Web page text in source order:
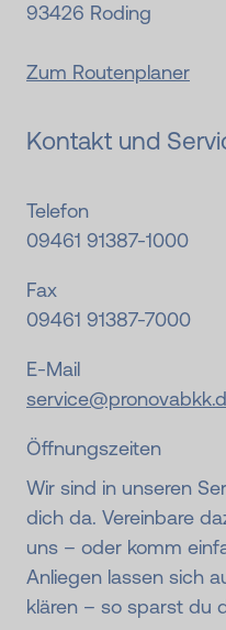
93426 Roding
Zum Routenplaner
Kontakt und
Telefon
09461 91387-1000
Fax
09461 91387-7000
E-Mail
Öffnungszeiten
Wir sind in unseren
dich da. Vereinbare
uns – oder komm
Anliegen lassen sich
klären – so sparst du